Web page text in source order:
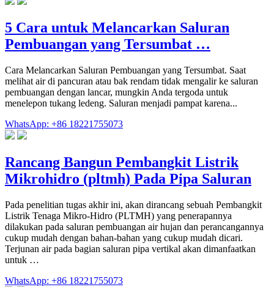
5 Cara untuk Melancarkan Saluran
Pembuangan yang Tersumbat …
Cara Melancarkan Saluran Pembuangan yang Tersumbat. Saat
melihat air di pancuran atau bak rendam tidak mengalir ke saluran
pembuangan dengan lancar, mungkin Anda tergoda untuk
menelepon tukang ledeng. Saluran menjadi pampat karena...
WhatsApp: +86 18221755073
Rancang Bangun Pembangkit Listrik
Mikrohidro (pltmh) Pada Pipa Saluran
Pada penelitian tugas akhir ini, akan dirancang sebuah Pembangkit
Listrik Tenaga Mikro-Hidro (PLTMH) yang penerapannya
dilakukan pada saluran pembuangan air hujan dan perancangannya
cukup mudah dengan bahan-bahan yang cukup mudah dicari.
Terjunan air pada bagian saluran pipa vertikal akan dimanfaatkan
untuk …
WhatsApp: +86 18221755073